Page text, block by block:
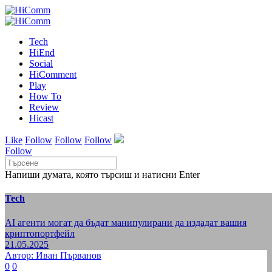
Tech
HiEnd
Social
HiComment
Play
How To
Review
Hicast
Like Follow Follow Follow
Follow
Напиши думата, която търсиш и натисни Enter
Tech
AI агенти могат да бъдат манипулирани да издадат вашия
криптопортфейл
21.05.2025
Автор: Иван Първанов
0 0